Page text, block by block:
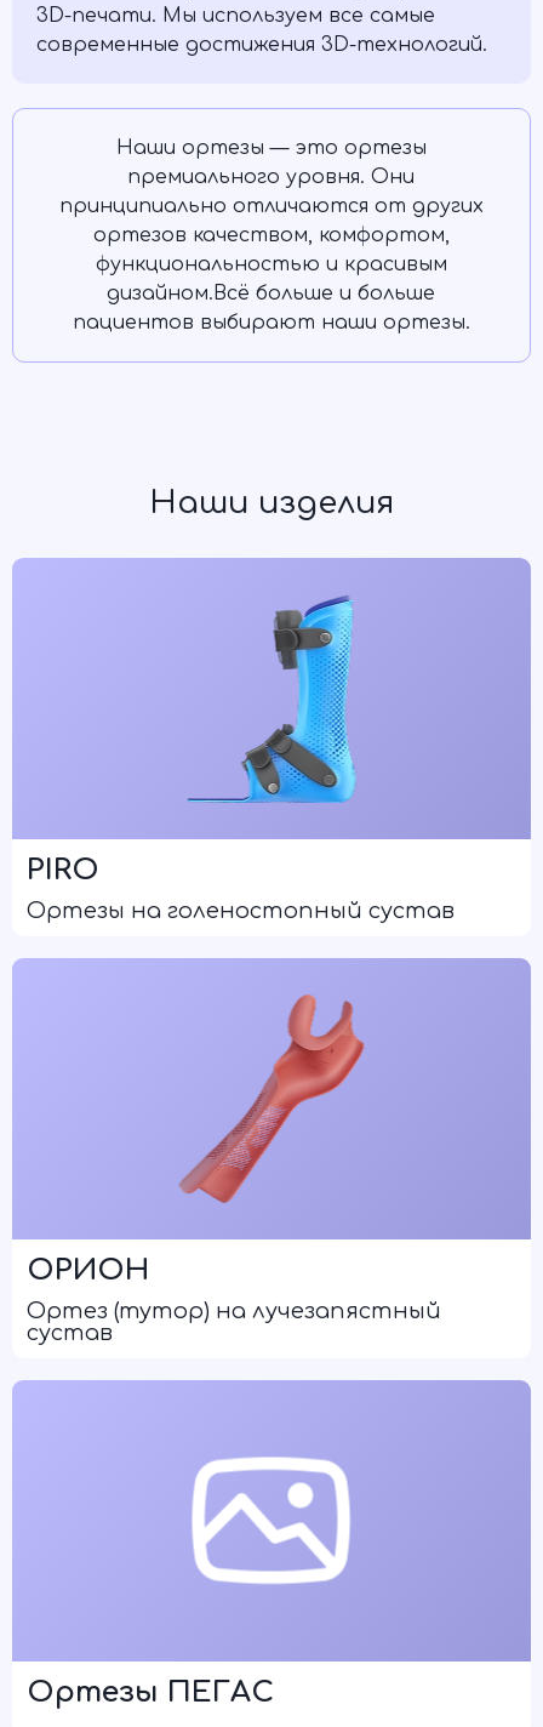
3D-печати. Мы используем все самые
современные достижения 3D-технологий.
Наши ортезы — это ортезы
премиального уровня. Они
принципиально отличаются от других
ортезов качеством, комфортом,
функциональностью и красивым
дизайном.Всё больше и больше
пациентов выбирают наши ортезы.
Наши изделия
PIRO
Ортезы на голеностопный сустав
ОРИОН
Ортез (тутор) на лучезапястный
сустав
Ортезы ПЕГАС